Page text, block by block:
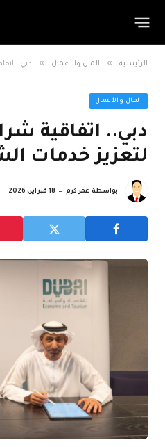
الرئيسية » المال والأعمال » دبي..
المال والأعمال
دبي.. اتفاقية
لتعزيز خدمات
بواسطة عمر كرم 18 فبراير، 2026